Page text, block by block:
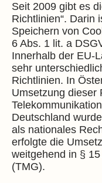
Seit 2009 gibt es
Richtlinien“. Darin
Speichern von
6 Abs. 1 lit. a
Innerhalb der EU-
sehr
Richtlinien. In
Umsetzung dieser
Deutschland
als nationales
erfolgte die
weitgehend in §
(TMG).